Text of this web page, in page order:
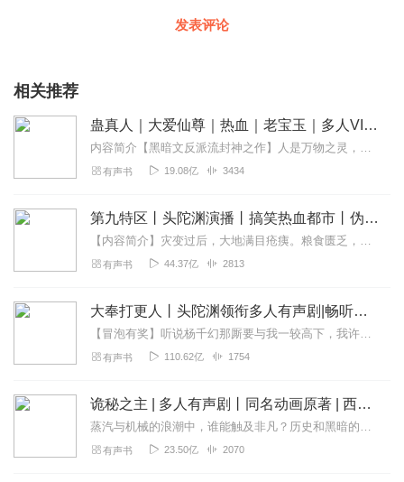
发表评论
相关推荐
蛊真人｜大爱仙尊｜热血｜老宝玉｜多人VIP免费有声剧
内容简介【黑暗文反派流封神之作】人是万物之灵，蛊是天地真精。一个穿越者不断重生的故事。一个养蛊、炼蛊、用蛊的奇特世界。配音组（男角色）老宝玉旁白...
有声书 19.08亿 3434
第九特区丨头陀渊演播丨搞笑热血都市丨伪戒丨VIP免费多人有声剧
【内容简介】灾变过后，大地满目疮痍。粮食匮乏，资源紧俏，局势混乱……一位从待规划区杀出来的青年，背对着漫天黄沙，孤身来到九区谋生，却不曾想偶然结识三五好友，一念...
有声书 44.37亿 2813
大奉打更人丨头陀渊领衔多人有声剧|畅听全集|王鹤棣、田曦薇主演影视剧原著|卖报小郎君
【冒泡有奖】听说杨千幻那厮要与我一较高下，我许七安要开始装叉了！快进入声音播放页戳下方输入框，冒个泡偷偷告诉我，我要用哪些诗词才能胜过他？说得好的，有赏！202...
有声书 110.62亿 1754
诡秘之主 | 多人有声剧丨同名动画原著 | 西幻克苏鲁 | 乌贼作品
蒸汽与机械的浪潮中，谁能触及非凡？历史和黑暗的迷雾里，又是谁在耳语？我从诡秘中醒来，睁眼看见这个世界：枪械，大炮，巨舰，飞空艇，差分机；魔药，占卜，诅咒，倒吊人...
有声书 23.50亿 2070